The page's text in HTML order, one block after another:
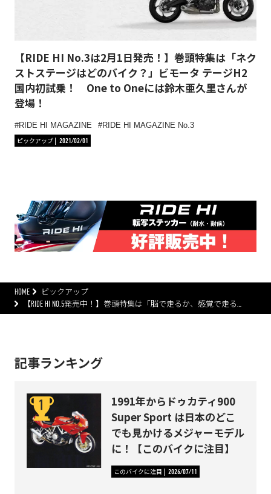
【RIDE HI No.3は2月1日発売！】巻頭特集は「ネク
ストステージはどのバイク？」ビモータ テージH2
国内初試乗！ One to Oneには鈴木亜久里さんが
登場！
RIDE HI MAGAZINE
RIDE HI MAGAZINE No.3
ピックアップ
2021/02/01
HOME
ピックアップ
【RIDE HI NO.5発売中！】巻頭特集は「脳で走るか、感覚で走る…
記事ランキング
1991年からドゥカティ900
Super Sport は日本のどこ
でも見かけるメジャーモデル
に！【このバイクに注目】
このバイクに注目 2026/07/11